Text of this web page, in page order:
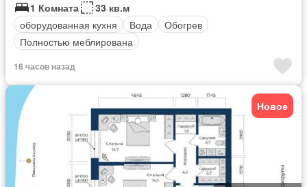
1 Комната
33 кв.м
оборудованная кухня
Вода
Обогрев
Полностью меблирована
16 часов назад
Новое